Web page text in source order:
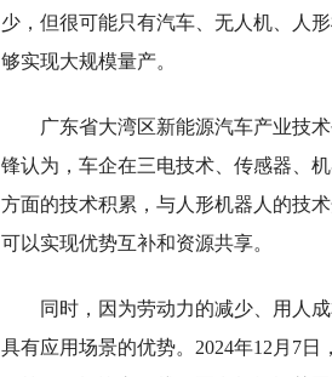
少，但很可能只有汽车、无人机、人
够实现大规模量产。
广东省大湾区新能源汽车产业技
锋认为，车企在三电技术、传感器、
方面的技术积累，与人形机器人的技
可以实现优势互补和资源共享。
同时，因为劳动力的减少、用人
具有应用场景的优势。2024年12月7日